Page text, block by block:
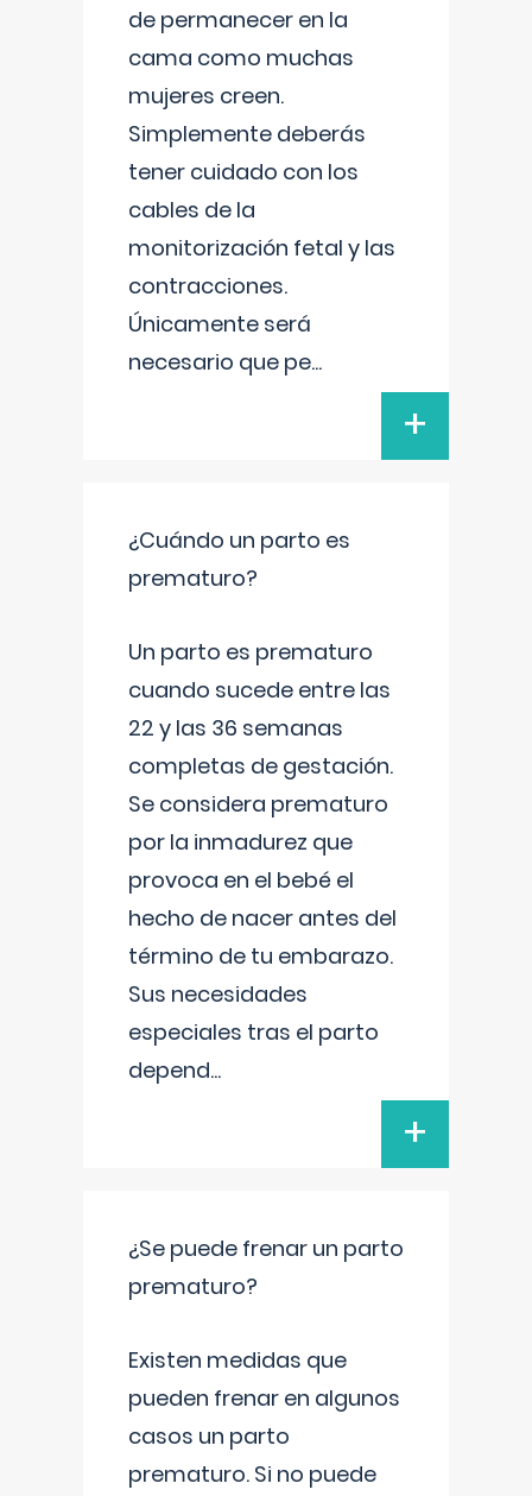
de permanecer en la
cama como muchas
mujeres creen.
Simplemente deberás
tener cuidado con los
cables de la
monitorización fetal y las
contracciones.
Únicamente será
necesario que pe...
+
¿Cuándo un parto es
prematuro?
Un parto es prematuro
cuando sucede entre las
22 y las 36 semanas
completas de gestación.
Se considera prematuro
por la inmadurez que
provoca en el bebé el
hecho de nacer antes del
término de tu embarazo.
Sus necesidades
especiales tras el parto
depend...
+
¿Se puede frenar un parto
prematuro?
Existen medidas que
pueden frenar en algunos
casos un parto
prematuro. Si no puede